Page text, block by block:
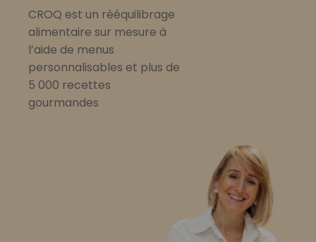
CROQ est un rééquilibrage
alimentaire sur mesure à
l’aide de menus
personnalisables et plus de
5 000 recettes
gourmandes